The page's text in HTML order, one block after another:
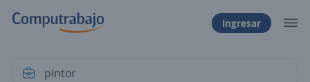
Ingresar